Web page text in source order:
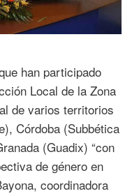
han participado
Local de la Zona
de varios territorios
Córdoba (Subbética
(Guadix) “con
de género en
coordinadora